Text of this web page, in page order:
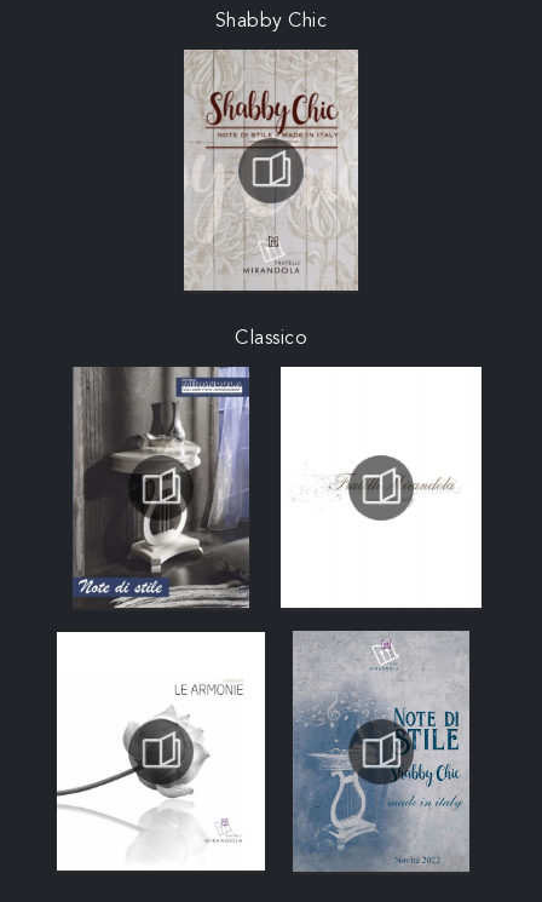
Shabby Chic
Classico